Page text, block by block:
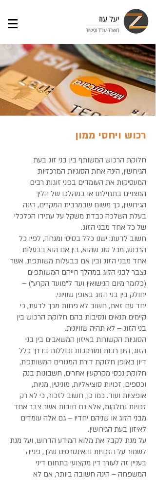
רכוש ויחסי ממון
חלוקת הרכוש המשותף בין בני זוג בעת
הגירושין, הינה אחת הסוגיות המרכזיות
המעסיקות את העומדים בפני זוגות רבים
המצויים בתחילתו או במהלכו של הליך
הגירושין, כך משום שבמרבית המקרים, הינה
בעלת השלכה כבדת משקל על עתידו הכלכלי
של כל אחד מבני הזוג.
חשוב לדעת: ישנו כלל בסיסי ומנחה, לפיו כל
הרכוש, מכל סוג שהוא, בין אם הוא בבעלות
אחד מבני הזוג ובין אם בבעלות משותפת, אשר
נצבר לבני הזוג במהלך חייהם המשותפים
(כלומר מיום הנישואין ועד ל"מועד הקרע") –
יחולק בין בני הזוג באופן שוויוני.
יחד עם זאת, חשוב לא פחות מכך לדעת, כי
קיימים תנאים ונסיבות בהם חלוקת הרכוש בין
בני הזוג – לא תהיה שוויונית.
הסוגיות הקשורות באיזון המשאבים בין בני
הזוג, הינן רבות ומורכבות וכוללות בדרך כלל
דיון באופן חלוקת דירת המגורים המשותפת,
חלוקת נכסי מקרקעין אחרים, חשבונות בנק
וכספים, זכויות סוציאליות, מוניטין, מניות,
אופציות ועוד. כמו כן, חשוב לזכור, כי לא רק
זכויות נחלקות, אלא גם חובות אשר צבר אחד
מבני הזוג או שניהם יחדיו – גם אלה עומדים
לאיזון בעת הגירושין.
על מנת לקבל את מלוא המידע הדרוש, ועל מנת
לשמור על הזכויות והאינטרסים שלך, פנייה
בעניין זה לעורך דין מקצועי בתחום דיני
המשפחה – הינה חשובה ביותר, אם לא